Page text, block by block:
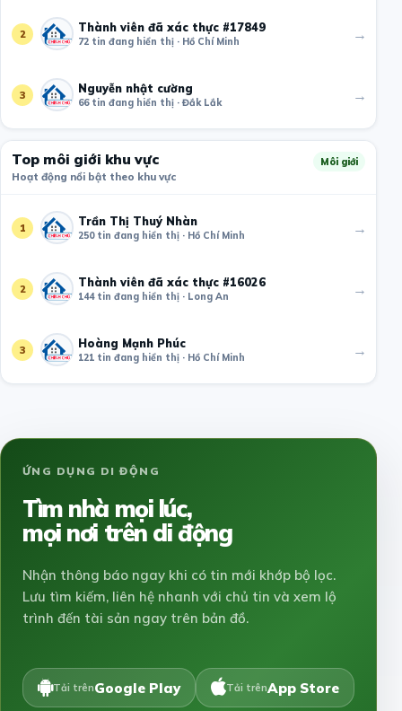
2 Thành viên đã xác thực #17849
72 tin đang hiển thị · Hồ Chí Minh →
3 Nguyễn nhật cường
66 tin đang hiển thị · Đắk Lắk →
Top môi giới khu vực
Hoạt động nổi bật theo khu vực
Môi giới
1 Trần Thị Thuý Nhàn
250 tin đang hiển thị · Hồ Chí Minh →
2 Thành viên đã xác thực #16026
144 tin đang hiển thị · Long An →
3 Hoàng Mạnh Phúc
121 tin đang hiển thị · Hồ Chí Minh →
ỨNG DỤNG DI ĐỘNG
Tìm nhà mọi lúc,
mọi nơi trên di động
Nhận thông báo ngay khi có tin mới khớp bộ lọc.
Lưu tìm kiếm, liên hệ nhanh với chủ tin và xem lộ
trình đến tài sản ngay trên bản đồ.
Tải trênGoogle Play Tải trênApp Store